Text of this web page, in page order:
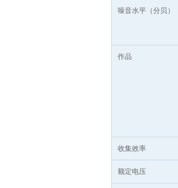
噪音水平（分贝）
作品
收集效率
额定电压